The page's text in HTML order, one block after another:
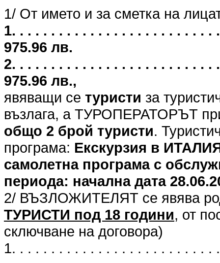
1/ От името и за сметка на
1. . . . . . . . . . . . . . . . . . . . . . . . .
975.96 лв.
2. . . . . . . . . . . . . . . . . . . . . . . . .
975.96 лв.,
явяващи се туристи за
възлага, а ТУРОПЕРАТОРЪТ
общо 2 брой туристи.
програма: Екскурзия в
самолетна програма с
периода: начална дата
2/ ВЪЗЛОЖИТЕЛЯТ се явява
ТУРИСТИ под 18 години, от
сключване на договора)
1. . . . . . . . . . . . . . . . . . . . . . . . .